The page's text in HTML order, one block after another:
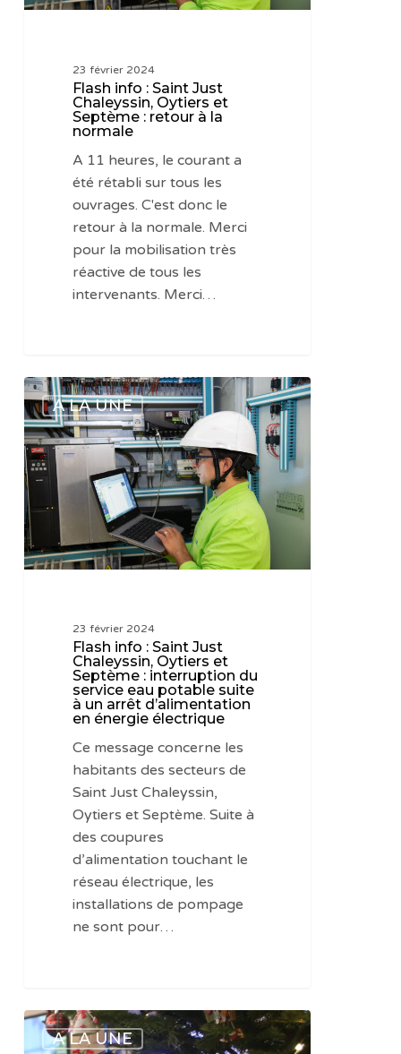
Septème
normale
23 février 2024
Flash info : Saint Just
Chaleyssin, Oytiers et
Septème : retour à la
normale
A 11 heures, le courant a
été rétabli sur tous les
ouvrages. C'est donc le
retour à la normale. Merci
pour la mobilisation très
réactive de tous les
intervenants. Merci…
Flash
info
:
Saint
Just
Chaleyssin,
Oytiers
et
Septème
potable
d’alimentation
énergie
électrique
A LA UNE
23 février 2024
Flash info : Saint Just
Chaleyssin, Oytiers et
Septème : interruption du
service eau potable suite
à un arrêt d’alimentation
en énergie électrique
Ce message concerne les
habitants des secteurs de
Saint Just Chaleyssin,
Oytiers et Septème. Suite à
des coupures
d’alimentation touchant le
réseau électrique, les
installations de pompage
ne sont pour…
Oytier-
Saint-A LA UNE